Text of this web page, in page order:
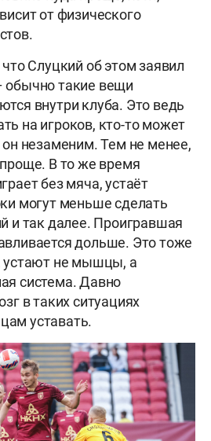
от физического
Слуцкий об этом заявил
обычно такие вещи
внутри клуба. Это ведь
на игроков, кто-то может
он незаменим. Тем не менее,
В то же время
без мяча, устаёт
могут меньше сделать
и так далее. Проигравшая
дольше. Это тоже
устают не мышцы, а
система. Давно
в таких ситуациях
уставать.